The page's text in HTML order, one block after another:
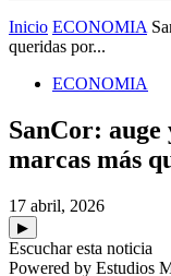
Inicio ECONOMIA
queridas por...
ECONOMIA
SanCor: auge
marcas más
17 abril, 2026
▶
Escuchar esta noticia
Powered by Estudios